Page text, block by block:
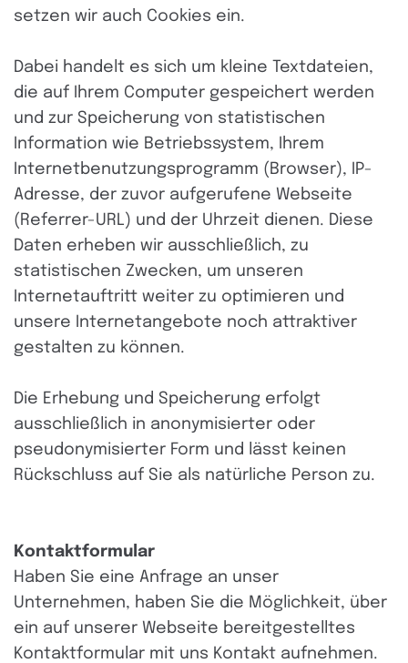
setzen wir auch Cookies ein.
Dabei handelt es sich um kleine Textdateien,
die auf Ihrem Computer gespeichert werden
und zur Speicherung von statistischen
Information wie Betriebssystem, Ihrem
Internetbenutzungsprogramm (Browser), IP-
Adresse, der zuvor aufgerufene Webseite
(Referrer-URL) und der Uhrzeit dienen. Diese
Daten erheben wir ausschließlich, zu
statistischen Zwecken, um unseren
Internetauftritt weiter zu optimieren und
unsere Internetangebote noch attraktiver
gestalten zu können.
Die Erhebung und Speicherung erfolgt
ausschließlich in anonymisierter oder
pseudonymisierter Form und lässt keinen
Rückschluss auf Sie als natürliche Person zu.
Kontaktformular
Haben Sie eine Anfrage an unser
Unternehmen, haben Sie die Möglichkeit, über
ein auf unserer Webseite bereitgestelltes
Kontaktformular mit uns Kontakt aufnehmen.